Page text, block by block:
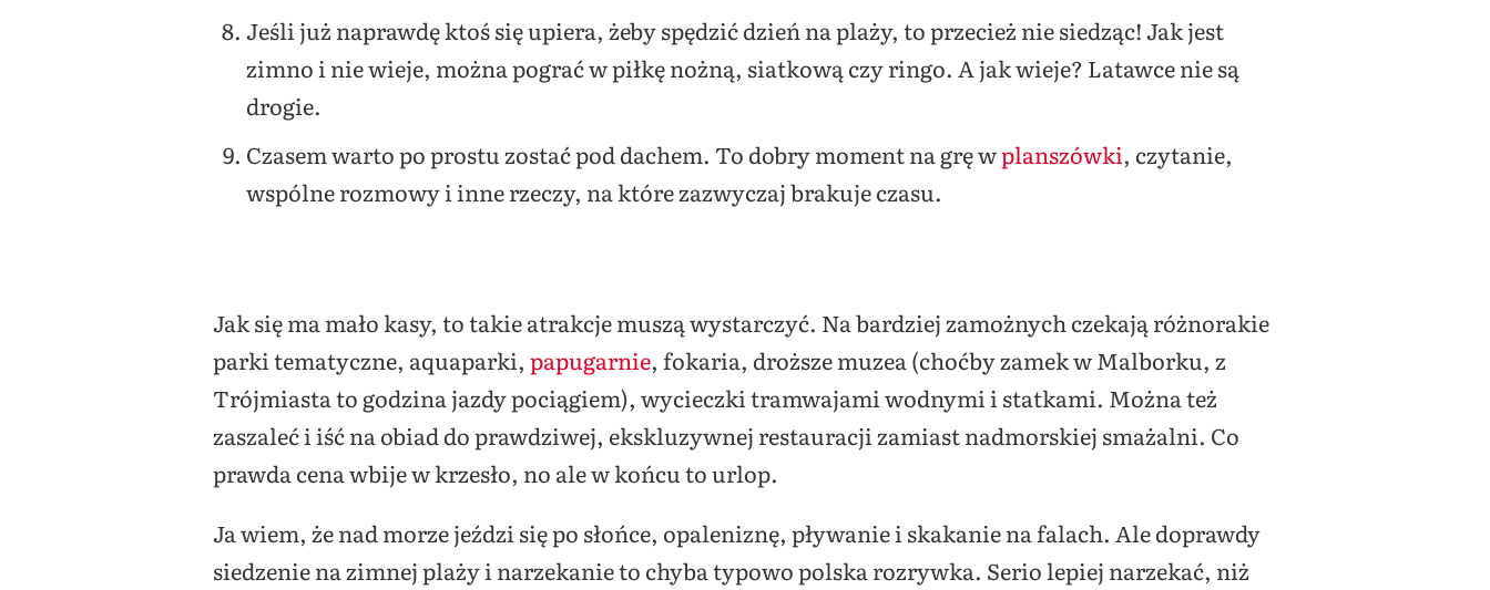
Jeśli już naprawdę ktoś się upiera, żeby spędzić dzień na plaży, to przecież nie siedząc! Jak jest
zimno i nie wieje, można pograć w piłkę nożną, siatkową czy ringo. A jak wieje? Latawce nie są
drogie.
Czasem warto po prostu zostać pod dachem. To dobry moment na grę wplanszówki, czytanie,
wspólne rozmowy i inne rzeczy, na które zazwyczaj brakuje czasu.
Jak się ma mało kasy, to takie atrakcje muszą wystarczyć. Na bardziej zamożnych czekają różnorakie
parki tematyczne, aquaparki, papugarnie, fokaria, droższe muzea (choćby zamek w Malborku, z
Trójmiasta to godzina jazdy pociągiem), wycieczki tramwajami wodnymi i statkami. Można też
zaszaleć i iść na obiad do prawdziwej, ekskluzywnej restauracji zamiast nadmorskiej smażalni. Co
prawda cena wbije w krzesło, no ale w końcu to urlop.
Ja wiem, że nad morze jeździ się po słońce, opaleniznę, pływanie i skakanie na falach. Ale doprawdy
siedzenie na zimnej plaży i narzekanie to chyba typowo polska rozrywka. Serio lepiej narzekać, niż